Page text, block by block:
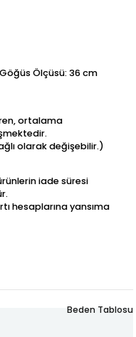
Ölçüsü: 36 cm
ortalama
olarak değişebilir.)
iade süresi
hesaplarına yansıma
Beden Tablosu